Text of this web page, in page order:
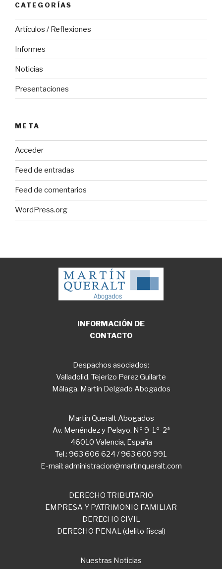
CATEGORÍAS
Artículos / Reflexiones
Informes
Noticias
Presentaciones
META
Acceder
Feed de entradas
Feed de comentarios
WordPress.org
INFORMACIÓN DE
CONTACTO
Despachos asociados:
Valladolid. Tejerizo Perez Guilarte
Málaga. Martin Delgado Abogados
Martin Queralt Abogados
Av. Menéndez y Pelayo. Nº 9-1º-2ª
46010 Valencia, España
Tel.: 963 606 624 / 963 600 991
E-mail: administracion@martinqueralt.com
DERECHO TRIBUTARIO
EMPRESA Y PATRIMONIO FAMILIAR
DERECHO CIVIL
DERECHO PENAL (delito fiscal)
Nuestras Noticias